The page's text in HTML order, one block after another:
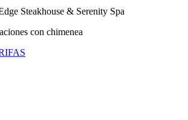
Steakhouse & Serenity Spa
con chimenea